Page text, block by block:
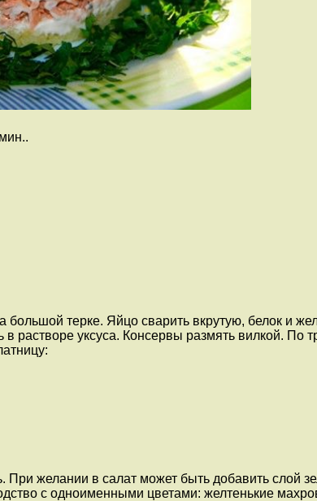
терке. Яйцо сварить вкрутую, белок и
растворе уксуса. Консервы размять вилкой.
При желании в салат может быть добавить слой
с одноименными цветами: желтенькие